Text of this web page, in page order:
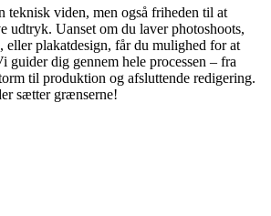
teknisk viden, men også friheden til at
udtryk. Uanset om du laver photoshoots,
eller plakatdesign, får du mulighed for at
guider dig gennem hele processen – fra
til produktion og afsluttende redigering.
sætter grænserne!